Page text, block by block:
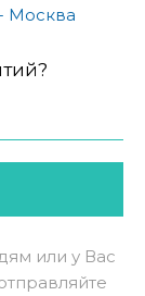
Москва
или у Вас